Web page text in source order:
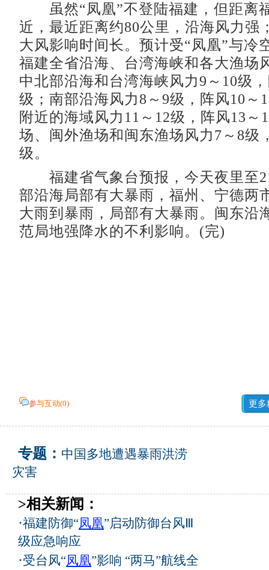
虽然“凤凰”不登陆福建，但距离
近，最近距离约80公里，沿海风力强
大风影响时间长。预计受“凤凰”与冷
福建全省沿海、台湾海峡和各大渔场
中北部沿海和台湾海峡风力9～10级
级；南部沿海风力8～9级，阵风10～
附近的海域风力11～12级，阵风13～
场、闽外渔场和闽东渔场风力7～8级
级。
福建省气象台预报，今天夜里至
部沿海局部有大暴雨，福州、宁德两
大雨到暴雨，局部有大暴雨。闽东沿
范局地强降水的不利影响。(完)
参与互动(0) 更多
专题： 中国多地遭遇暴雨洪涝
灾害
>相关新闻：
·福建防御“凤凰”启动防御台风Ⅲ
级应急响应
·受台风“凤凰”影响 “两马”航线全